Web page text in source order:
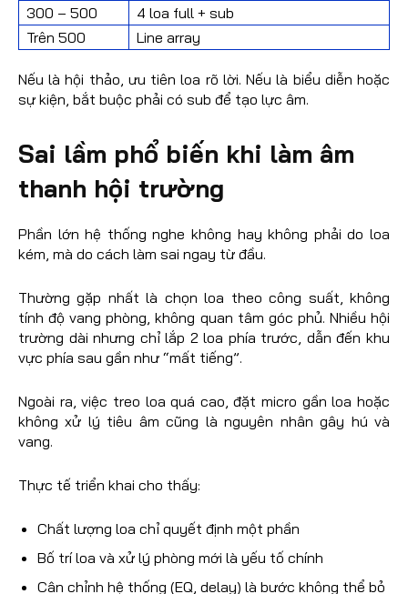
300 – 500
4 loa full + sub
Trên 500
Line array
Nếu là hội thảo, ưu tiên loa rõ lời. Nếu là biểu diễn hoặc
sự kiện, bắt buộc phải có sub để tạo lực âm.
Sai lầm phổ biến khi làm âm
thanh hội trường
Phần lớn hệ thống nghe không hay không phải do loa
kém, mà do cách làm sai ngay từ đầu.
Thường gặp nhất là chọn loa theo công suất, không
tính độ vang phòng, không quan tâm góc phủ. Nhiều hội
trường dài nhưng chỉ lắp 2 loa phía trước, dẫn đến khu
vực phía sau gần như “mất tiếng”.
Ngoài ra, việc treo loa quá cao, đặt micro gần loa hoặc
không xử lý tiêu âm cũng là nguyên nhân gây hú và
vang.
Thực tế triển khai cho thấy:
Chất lượng loa chỉ quyết định một phần
Bố trí loa và xử lý phòng mới là yếu tố chính
Cân chỉnh hệ thống (EQ, delay) là bước không thể bỏ